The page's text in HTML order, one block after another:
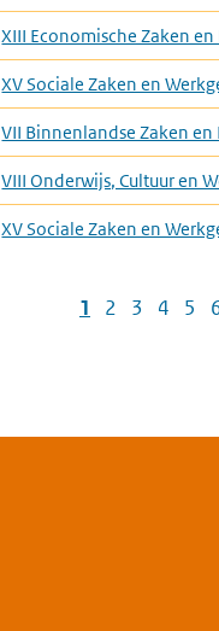
XIII Economische Zaken
XV Sociale Zaken en
VII Binnenlandse Zaken
VIII Onderwijs, Cultuur en
XV Sociale Zaken en
Pagina
1 Pagina
2 Pagina
3 Pagina
4 5